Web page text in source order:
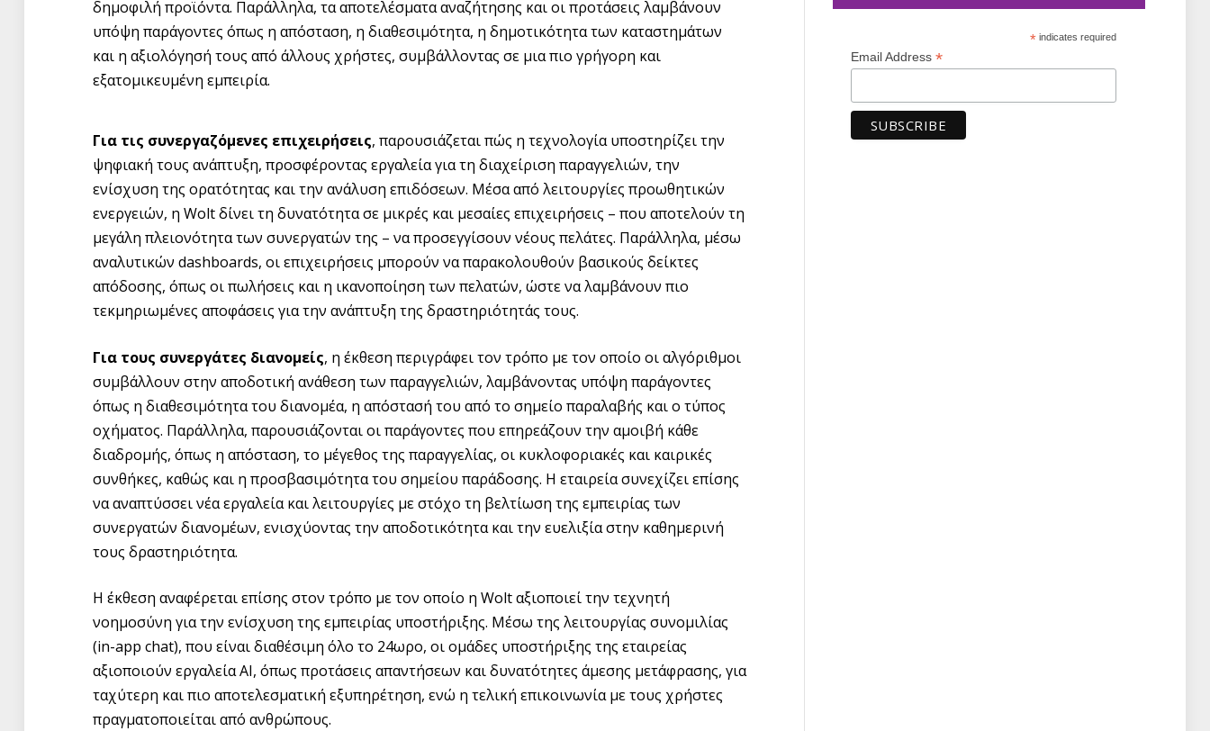
δημοφιλή προϊόντα. Παράλληλα, τα αποτελέσματα αναζήτησης και οι προτάσεις λαμβάνουν
υπόψη παράγοντες όπως η απόσταση, η διαθεσιμότητα, η δημοτικότητα των καταστημάτων
και η αξιολόγησή τους από άλλους χρήστες, συμβάλλοντας σε μια πιο γρήγορη και
εξατομικευμένη εμπειρία.
Για τις συνεργαζόμενες επιχειρήσεις, παρουσιάζεται πώς η τεχνολογία υποστηρίζει την
ψηφιακή τους ανάπτυξη, προσφέροντας εργαλεία για τη διαχείριση παραγγελιών, την
ενίσχυση της ορατότητας και την ανάλυση επιδόσεων. Μέσα από λειτουργίες προωθητικών
ενεργειών, η Wolt δίνει τη δυνατότητα σε μικρές και μεσαίες επιχειρήσεις – που αποτελούν τη
μεγάλη πλειονότητα των συνεργατών της – να προσεγγίσουν νέους πελάτες. Παράλληλα, μέσω
αναλυτικών dashboards, οι επιχειρήσεις μπορούν να παρακολουθούν βασικούς δείκτες
απόδοσης, όπως οι πωλήσεις και η ικανοποίηση των πελατών, ώστε να λαμβάνουν πιο
τεκμηριωμένες αποφάσεις για την ανάπτυξη της δραστηριότητάς τους.
Για τους συνεργάτες διανομείς, η έκθεση περιγράφει τον τρόπο με τον οποίο οι αλγόριθμοι
συμβάλλουν στην αποδοτική ανάθεση των παραγγελιών, λαμβάνοντας υπόψη παράγοντες
όπως η διαθεσιμότητα του διανομέα, η απόστασή του από το σημείο παραλαβής και ο τύπος
οχήματος. Παράλληλα, παρουσιάζονται οι παράγοντες που επηρεάζουν την αμοιβή κάθε
διαδρομής, όπως η απόσταση, το μέγεθος της παραγγελίας, οι κυκλοφοριακές και καιρικές
συνθήκες, καθώς και η προσβασιμότητα του σημείου παράδοσης. Η εταιρεία συνεχίζει επίσης
να αναπτύσσει νέα εργαλεία και λειτουργίες με στόχο τη βελτίωση της εμπειρίας των
συνεργατών διανομέων, ενισχύοντας την αποδοτικότητα και την ευελιξία στην καθημερινή
τους δραστηριότητα.
Η έκθεση αναφέρεται επίσης στον τρόπο με τον οποίο η Wolt αξιοποιεί την τεχνητή
νοημοσύνη για την ενίσχυση της εμπειρίας υποστήριξης. Μέσω της λειτουργίας συνομιλίας
(in-app chat), που είναι διαθέσιμη όλο το 24ωρο, οι ομάδες υποστήριξης της εταιρείας
αξιοποιούν εργαλεία AI, όπως προτάσεις απαντήσεων και δυνατότητες άμεσης μετάφρασης, για
ταχύτερη και πιο αποτελεσματική εξυπηρέτηση, ενώ η τελική επικοινωνία με τους χρήστες
πραγματοποιείται από ανθρώπους.
*indicates required
Email Address *